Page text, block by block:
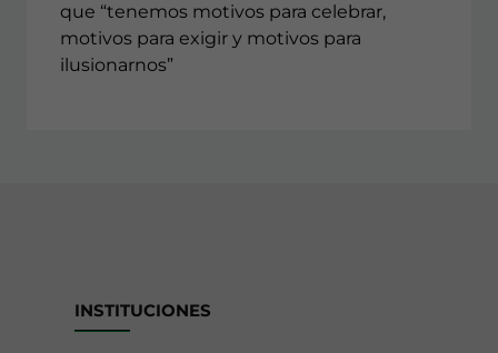
que “tenemos motivos para celebrar,
motivos para exigir y motivos para
ilusionarnos”
INSTITUCIONES